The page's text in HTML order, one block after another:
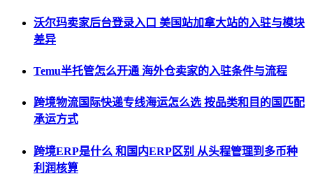
沃尔玛卖家后台登录入口 美国站加拿大站的入驻与模块
差异
Temu半托管怎么开通 海外仓卖家的入驻条件与流程
跨境物流国际快递专线海运怎么选 按品类和目的国匹配
承运方式
跨境ERP是什么 和国内ERP区别 从头程管理到多币种
利润核算